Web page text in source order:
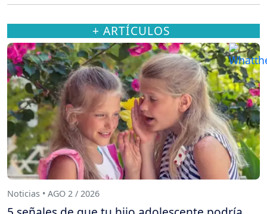
+ ARTÍCULOS
Noticias • AGO 2 / 2026